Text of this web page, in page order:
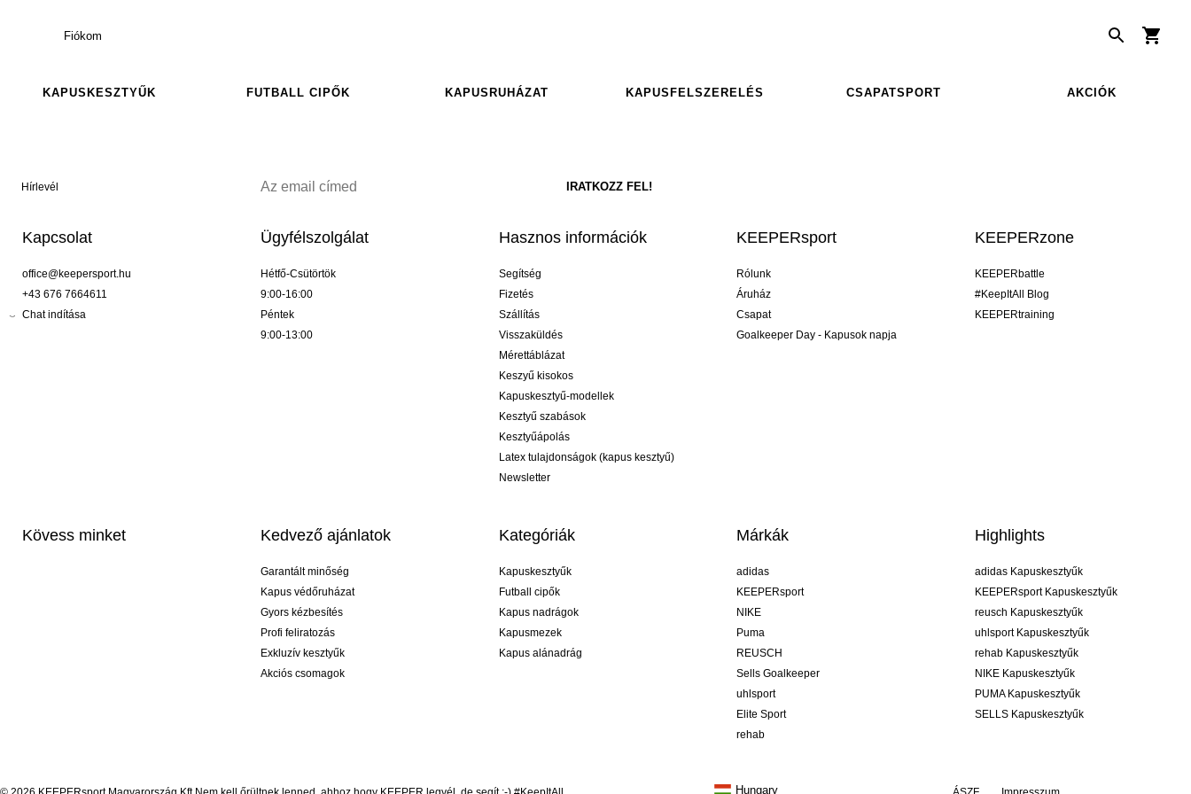
Fiókom
KAPUSKESZTYŰK FUTBALL CIPŐK KAPUSRUHÁZAT KAPUSFELSZERELÉS CSAPATSPORT AKCIÓK
Hírlevél
Kapcsolat
office@keepersport.hu
+43 676 7664611
Chat indítása
Ügyfélszolgálat
Hétfő-Csütörtök
9:00-16:00
Péntek
9:00-13:00
Hasznos információk
Segítség
Fizetés
Szállítás
Visszaküldés
Mérettáblázat
Keszyű kisokos
Kapuskesztyű-modellek
Kesztyű szabások
Kesztyűápolás
Latex tulajdonságok (kapus kesztyű)
Newsletter
KEEPERsport
Rólunk
Áruház
Csapat
Goalkeeper Day - Kapusok napja
KEEPERzone
KEEPERbattle
#KeepItAll Blog
KEEPERtraining
Kövess minket Kedvező ajánlatok
Garantált minőség
Kapus védőruházat
Gyors kézbesítés
Profi feliratozás
Exkluzív kesztyűk
Akciós csomagok
Kategóriák
Kapuskesztyűk
Futball cipők
Kapus nadrágok
Kapusmezek
Kapus alánadrág
Márkák
adidas
KEEPERsport
NIKE
Puma
REUSCH
Sells Goalkeeper
uhlsport
Elite Sport
rehab
Highlights
adidas Kapuskesztyűk
KEEPERsport Kapuskesztyűk
reusch Kapuskesztyűk
uhlsport Kapuskesztyűk
rehab Kapuskesztyűk
NIKE Kapuskesztyűk
PUMA Kapuskesztyűk
SELLS Kapuskesztyűk
Hungary